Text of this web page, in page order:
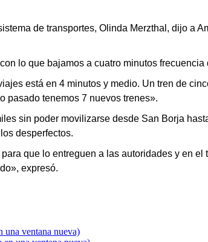
de transportes, Olinda Merzthal, dijo a
lo que bajamos a cuatro minutos frecuencia
está en 4 minutos y medio. Un tren de
pasado tenemos 7 nuevos trenes».
sin poder movilizarse desde San Borja
desperfectos.
que lo entreguen a las autoridades y en
expresó.
una ventana nueva)